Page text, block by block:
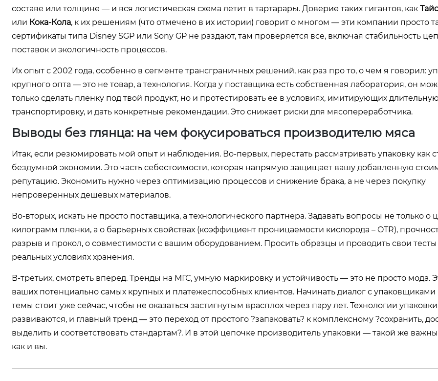
составе или толщине — и вся логистическая схема летит в тартарары. Доверие таких гигантов, как
или Кока-Кола, к их решениям (что отмечено в их истории) говорит о многом — эти компании просто
сертификаты типа Disney SGP или Sony GP не раздают, там проверяется все, включая стабильность
поставок и экологичность процессов.
Их опыт с 2002 года, особенно в сегменте трансграничных решений, как раз про то, о чем я говорил:
крупного опта — это не товар, а технология. Когда у поставщика есть собственная лаборатория, он
только сделать пленку под твой продукт, но и протестировать ее в условиях, имитирующих длительную
транспортировку, и дать конкретные рекомендации. Это снижает риски для мясопереработчика.
Выводы без глянца: на чем фокусироваться производителю мяса
Итак, если резюмировать мой опыт и наблюдения. Во-первых, перестать рассматривать упаковку как
бездумной экономии. Это часть себестоимости, которая напрямую защищает вашу добавленную
репутацию. Экономить нужно через оптимизацию процессов и снижение брака, а не через покупку
непроверенных дешевых материалов.
Во-вторых, искать не просто поставщика, а технологического партнера. Задавать вопросы не только о
килограмм пленки, а о барьерных свойствах (коэффициент проницаемости кислорода – OTR),
разрыв и прокол, о совместимости с вашим оборудованием. Просить образцы и проводить свои тесты
реальных условиях хранения.
В-третьих, смотреть вперед. Тренды на МГС, умную маркировку и устойчивость — это не просто мода.
ваших потенциально самых крупных и платежеспособных клиентов. Начинать диалог с упаковщиками
темы стоит уже сейчас, чтобы не оказаться застигнутым врасплох через пару лет. Технологии
развиваются, и главный тренд — это переход от простого ?запаковать? к комплексному ?сохранить,
выделить и соответствовать стандартам?. И в этой цепочке производитель упаковки — такой же
как и вы.